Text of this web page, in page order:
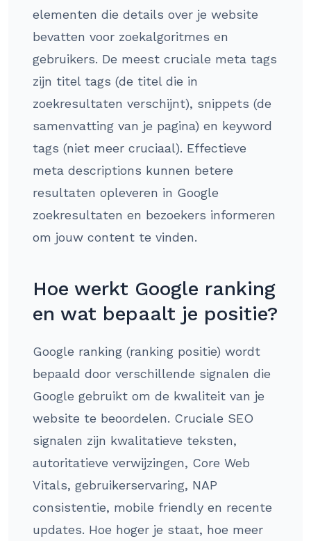
elementen die details over je website
bevatten voor zoekalgoritmes en
gebruikers. De meest cruciale meta tags
zijn titel tags (de titel die in
zoekresultaten verschijnt), snippets (de
samenvatting van je pagina) en keyword
tags (niet meer cruciaal). Effectieve
meta descriptions kunnen betere
resultaten opleveren in Google
zoekresultaten en bezoekers informeren
om jouw content te vinden.
Hoe werkt Google ranking
en wat bepaalt je positie?
Google ranking (ranking positie) wordt
bepaald door verschillende signalen die
Google gebruikt om de kwaliteit van je
website te beoordelen. Cruciale SEO
signalen zijn kwalitatieve teksten,
autoritatieve verwijzingen, Core Web
Vitals, gebruikerservaring, NAP
consistentie, mobile friendly en recente
updates. Hoe hoger je staat, hoe meer